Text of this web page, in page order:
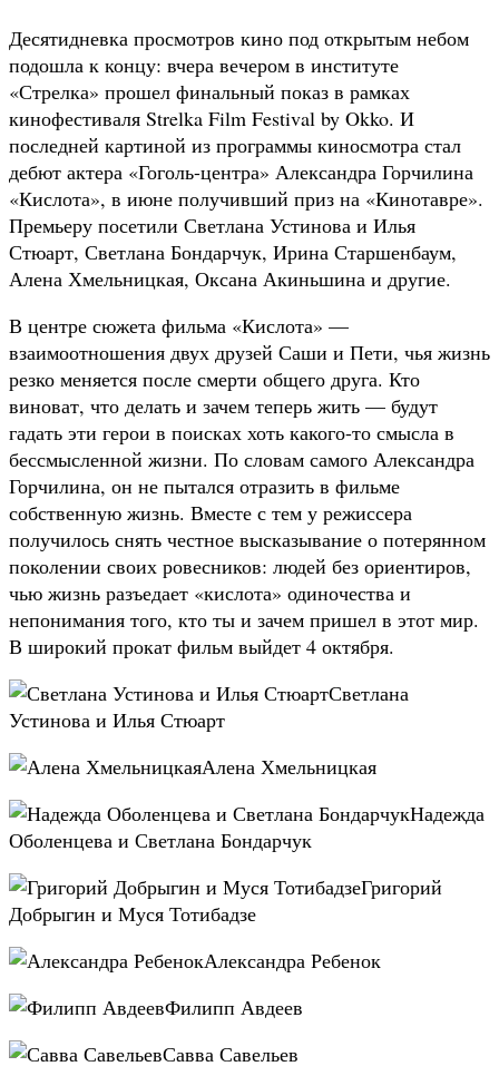
Десятидневка просмотров кино под открытым небом
подошла к концу: вчера вечером в институте
«Стрелка» прошел финальный показ в рамках
кинофестиваля Strelka Film Festival by Okko. И
последней картиной из программы киносмотра стал
дебют актера «Гоголь-центра» Александра Горчилина
«Кислота», в июне получивший приз на «Кинотавре».
Премьеру посетили Светлана Устинова и Илья
Стюарт, Светлана Бондарчук, Ирина Старшенбаум,
Алена Хмельницкая, Оксана Акиньшина и другие.
В центре сюжета фильма «Кислота» —
взаимоотношения двух друзей Саши и Пети, чья жизнь
резко меняется после смерти общего друга. Кто
виноват, что делать и зачем теперь жить — будут
гадать эти герои в поисках хоть какого-то смысла в
бессмысленной жизни. По словам самого Александра
Горчилина, он не пытался отразить в фильме
собственную жизнь. Вместе с тем у режиссера
получилось снять честное высказывание о потерянном
поколении своих ровесников: людей без ориентиров,
чью жизнь разъедает «кислота» одиночества и
непонимания того, кто ты и зачем пришел в этот мир.
В широкий прокат фильм выйдет 4 октября.
Светлана
Устинова и Илья Стюарт
Алена Хмельницкая
Надежда
Оболенцева и Светлана Бондарчук
Григорий
Добрыгин и Муся Тотибадзе
Александра Ребенок
Филипп Авдеев
Савва Савельев